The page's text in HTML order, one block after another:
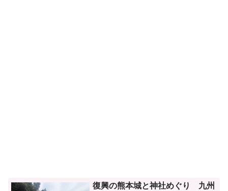
復興の熊本城と神社めぐり 九州